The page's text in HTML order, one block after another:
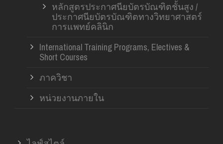
หลักสูตรประกาศนียบัตรบัณฑิตชั้นสูง /
ประกาศนียบัตรบัณฑิตทางวิทยาศาสตร์
การแพทย์คลินิก
International Training Programs, Electives &
Short Courses
ภาควิชา
หน่วยงานภายใน